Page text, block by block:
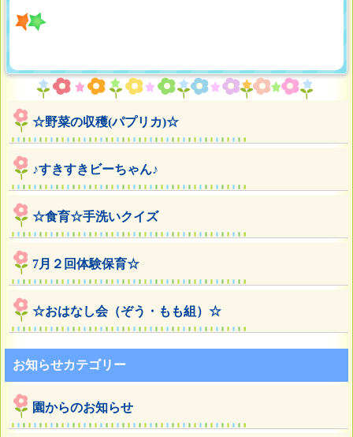
☆野菜の収穫(パプリカ)☆
♪すきすきビーちゃん♪
☆食育☆手洗いクイズ
7月２回体験保育☆
☆おはなし会（ぞう・もも組）☆
お知らせカテゴリー
園からのお知らせ